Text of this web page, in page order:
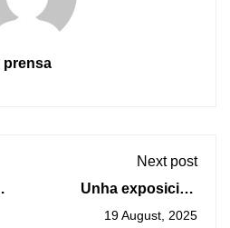
prensa
Next post
Unha exposición
repasa os 125 anos
19 August, 2025